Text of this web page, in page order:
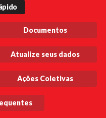
Documentos
Atualize seus dados
Ações Coletivas